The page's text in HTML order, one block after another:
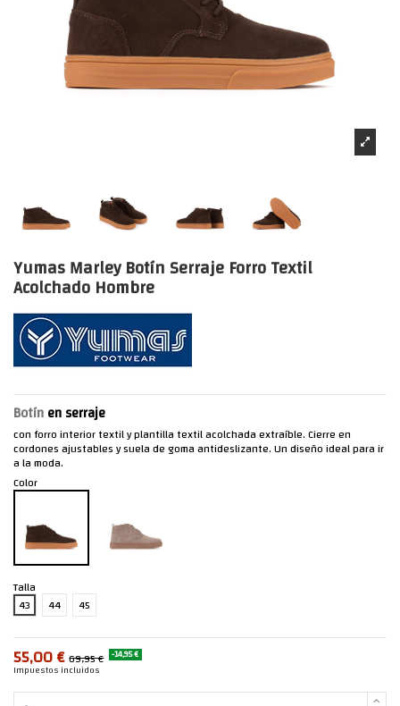
Yumas Marley Botín Serraje Forro Textil
Acolchado Hombre
Botínen serraje
con forro interior textil y plantilla textil acolchada extraíble. Cierre en
cordones ajustables y suela de goma antideslizante. Un diseño ideal para ir
a la moda.
Color
Talla
43
44 45
55,00 € 69,95 € -14,95 €
Impuestos incluidos